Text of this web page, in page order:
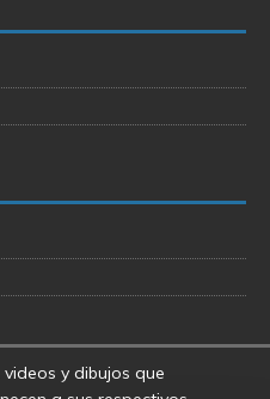
y dibujos que